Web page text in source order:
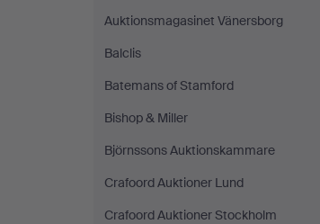
Auktionsmagasinet Vänersborg
Balclis
Batemans of Stamford
Bishop & Miller
Björnssons Auktionskammare
Crafoord Auktioner Lund
Crafoord Auktioner Stockholm